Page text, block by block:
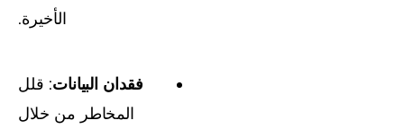
الأخيرة.
فقدان البيانات: قلل
المخاطر من خلال